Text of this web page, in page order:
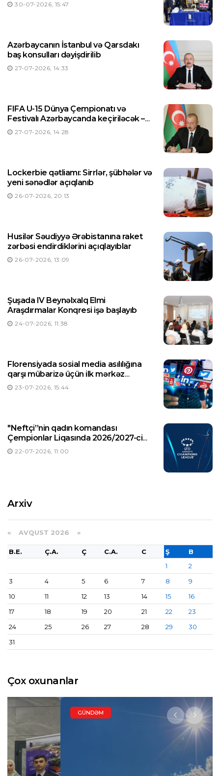
30-07-2026, 15:47
Azərbaycanın İstanbul və Qarsdakı
baş konsulları dəyişdirilib
27-07-2026, 14:33
FIFA U-15 Dünya Çempionatı və
Festivalı Azərbaycanda keçiriləcək –
Prezident Sərəncam imzaladı
27-07-2026, 14:28
Lockerbie qətliamı: Sirrlər, şübhələr və
yeni sənədlər açıqlanıb
26-07-2026, 20:13
Husilər Səudiyyə Ərəbistanına raket
zərbəsi endirdiklərini açıqlayıblar
26-07-2026, 13:09
Şuşada IV Beynəlxalq Elmi
Araşdırmalar Konqresi işə başlayıb
24-07-2026, 11:38
Florensiyada sosial media asılılığına
qarşı mübarizə üçün ilk mərkəz
yaradılıb
23-07-2026, 15:44
"Neftçi”nin qadın komandası
Çempionlar Liqasında 2026/2027-ci
illər mövsümündə ilk oyununa çıxacaq
22-07-2026, 11:00
Arxiv
« AVQUST 2026 »
B.E. Ç.A. Ç C.A. C Ş
B
1
2
3
4 5 6 7 8
9
10
11 12 13 14 15
16
17
18 19 20 21 22
23
24
25 26 27 28 29
30
31
Çox oxunanlar